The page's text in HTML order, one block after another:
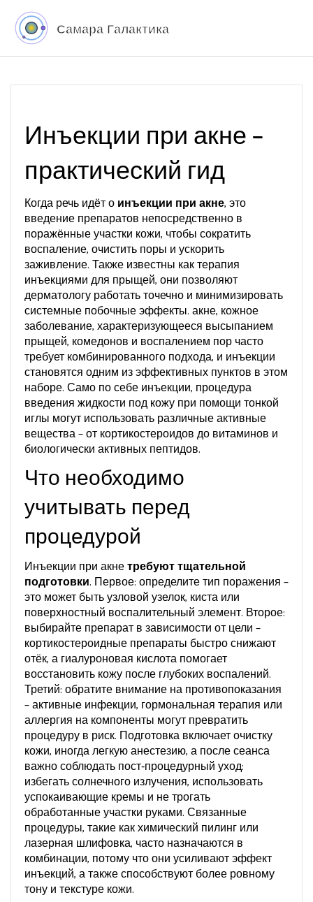
Инъекции при акне –
практический гид
Когда речь идёт оинъекции при акне,это
введение препаратов непосредственно в
поражённые участки кожи, чтобы сократить
воспаление, очистить поры и ускорить
заживление. Также известны кактерапия
инъекциями для прыщей, они позволяют
дерматологу работать точечно и минимизировать
системные побочные эффекты.акне, кожное
заболевание, характеризующееся высыпанием
прыщей, комедонов и воспалением порчасто
требует комбинированного подхода, и инъекции
становятся одним из эффективных пунктов в этом
наборе. Само по себеинъекции, процедура
введения жидкости под кожу при помощи тонкой
иглы могут использовать различные активные
вещества – от кортикостероидов до витаминов и
биологически активных пептидов.
Что необходимо
учитывать перед
процедурой
Инъекции при акнетребуют тщательной
подготовки. Первое: определите тип поражения –
это может быть узловой узелок, киста или
поверхностный воспалительный элемент. Второе:
выбирайте препарат в зависимости от цели –
кортикостероидные препараты быстро снижают
отёк, а гиалуроновая кислота помогает
восстановить кожу после глубоких воспалений.
Третий: обратите внимание на противопоказания
– активные инфекции, гормональная терапия или
аллергия на компоненты могут превратить
процедуру в риск. Подготовка включает очистку
кожи, иногда легкую анестезию, а после сеанса
важно соблюдать пост‑процедурный уход:
избегать солнечного излучения, использовать
успокаивающие кремы и не трогать
обработанные участки руками. Связанные
процедуры, такие как химический пилинг или
лазерная шлифовка, часто назначаются в
комбинации, потому что они усиливают эффект
инъекций, а также способствуют более ровному
тону и текстуре кожи.